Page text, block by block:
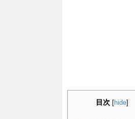
目次 [hide]